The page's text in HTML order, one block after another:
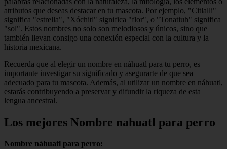
atributos que deseas destacar en tu mascota. Por ejemplo, "Citlalli"
significa "estrella", "Xóchitl" significa "flor", o "Tonatiuh" significa
"sol". Estos nombres no solo son melodiosos y únicos, sino que
también llevan consigo una conexión especial con la cultura y la
historia mexicana.
Recuerda que al elegir un nombre en náhuatl para tu perro, es
importante investigar su significado y asegurarte de que sea
adecuado para tu mascota. Además, al utilizar un nombre en náhuatl,
estarás contribuyendo a preservar y difundir la riqueza de esta
lengua ancestral.
Los mejores Nombre nahuatl para perro
Nombre náhuatl para perro: